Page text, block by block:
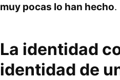
muy pocas lo han hecho.
La identidad
identidad de